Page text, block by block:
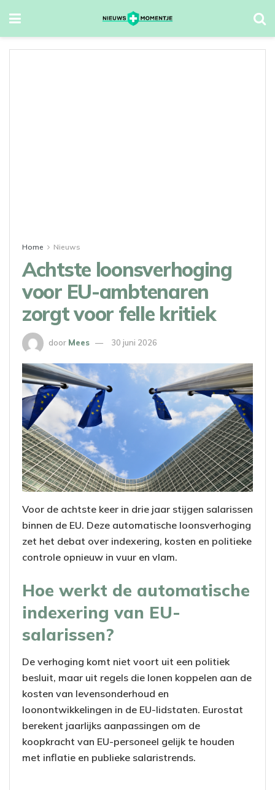
Home Nieuws
Achtste loonsverhoging
voor EU-ambtenaren
zorgt voor felle kritiek
door Mees 30 juni 2026
Voor de achtste keer in drie jaar stijgen salarissen
binnen de EU. Deze automatische loonsverhoging
zet het debat over indexering, kosten en politieke
controle opnieuw in vuur en vlam.
Hoe werkt de automatische
indexering van EU-
salarissen?
De verhoging komt niet voort uit een politiek
besluit, maar uit regels die lonen koppelen aan de
kosten van levensonderhoud en
loonontwikkelingen in de EU-lidstaten. Eurostat
berekent jaarlijks aanpassingen om de
koopkracht van EU-personeel gelijk te houden
met inflatie en publieke salaristrends.